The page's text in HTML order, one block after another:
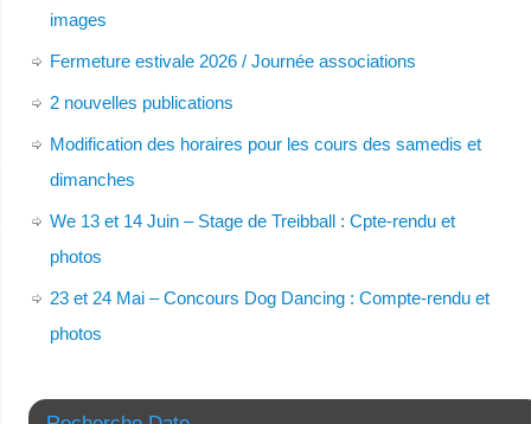
images
Fermeture estivale 2026 / Journée associations
2 nouvelles publications
Modification des horaires pour les cours des samedis et
dimanches
We 13 et 14 Juin – Stage de Treibball : Cpte-rendu et
photos
23 et 24 Mai – Concours Dog Dancing : Compte-rendu et
photos